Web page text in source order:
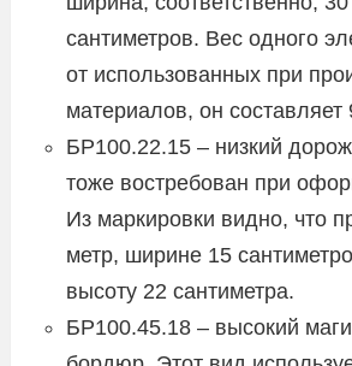
сантиметров. Вес одного
от использованных при
материалов, он составляет
БР100.22.15 – низкий
тоже востребован при
Из маркировки видно, что
метр, ширине 15
высоту 22 сантиметра.
БР100.45.18 – высокий